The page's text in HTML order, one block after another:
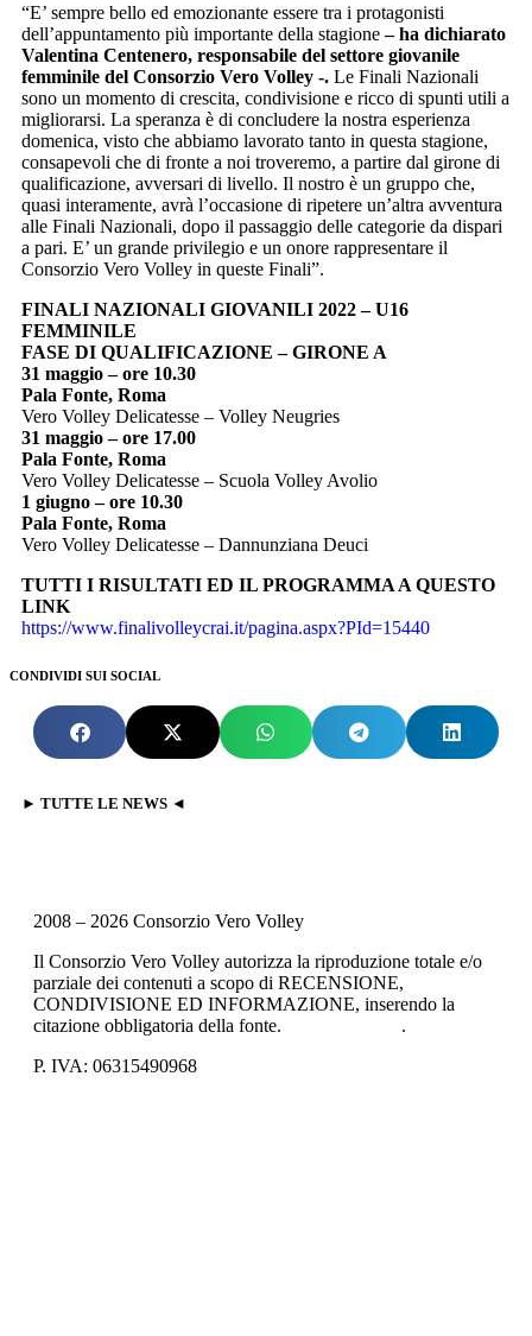
“E’ sempre bello ed emozionante essere tra i protagonisti
dell’appuntamento più importante della stagione– ha dichiarato
Valentina Centenero, responsabile del settore giovanile
femminile del Consorzio Vero Volley -. Le Finali Nazionali
sono un momento di crescita, condivisione e ricco di spunti utili a
migliorarsi. La speranza è di concludere la nostra esperienza
domenica, visto che abbiamo lavorato tanto in questa stagione,
consapevoli che di fronte a noi troveremo, a partire dal girone di
qualificazione, avversari di livello. Il nostro è un gruppo che,
quasi interamente, avrà l’occasione di ripetere un’altra avventura
alle Finali Nazionali, dopo il passaggio delle categorie da dispari
a pari. E’ un grande privilegio e un onore rappresentare il
Consorzio Vero Volley in queste Finali”.
FINALI NAZIONALI GIOVANILI 2022 – U16
FEMMINILE
FASE DI QUALIFICAZIONE – GIRONE A
31 maggio – ore 10.30
Pala Fonte, Roma
Vero Volley Delicatesse – Volley Neugries
31 maggio – ore 17.00
Pala Fonte, Roma
Vero Volley Delicatesse – Scuola Volley Avolio
1 giugno – ore 10.30
Pala Fonte, Roma
Vero Volley Delicatesse – Dannunziana Deuci
TUTTI I RISULTATI ED IL PROGRAMMA A QUESTO
LINK
https://www.finalivolleycrai.it/pagina.aspx?PId=15440
CONDIVIDI SUI SOCIAL
► TUTTE LE NEWS ◄
2008 – 2026 Consorzio Vero Volley
Il Consorzio Vero Volley autorizza la riproduzione totale e/o
parziale dei contenuti a scopo di RECENSIONE,
CONDIVISIONE ED INFORMAZIONE, inserendo la
citazione obbligatoria della fonte.
.
P. IVA: 06315490968